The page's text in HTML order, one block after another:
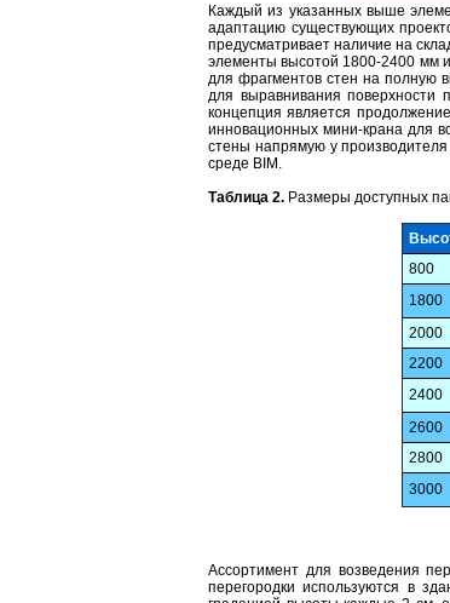
Каждый из указанных выше
адаптацию существующих
предусматривает наличие на
элементы высотой 1800-2400 мм
для фрагментов стен на полную
для выравнивания
концепция является
инновационных мини-крана для
стены напрямую у
среде BIM.
Таблица 2. Размеры доступных
800
1800
2000
2200
2400
2600
2800
3000
Ассортимент для возведения
перегородки используются в